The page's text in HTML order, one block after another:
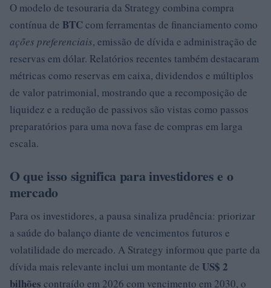
O modelo de tesouraria da Strategy combina compra
contínua de BTC com ferramentas de financiamento como
ações preferenciais, emissão de dívida e administração de
reservas em dólar. Relatórios recentes também destacaram
métricas como reservas em caixa, dividendos e múltiplos
de valor patrimonial, mostrando que a recomposição de
liquidez e a redução de passivos são vistas como passos
preparatórios para uma nova fase de compras em larga
escala.
O que isso significa para investidores e o
mercado
Para os investidores, a pausa sinaliza prudência: priorizar
a saúde do balanço diante de vencimentos futuros e
volatilidade do mercado. A Strategy informou que parte da
dívida mais relevante inclui um montante de US$ 2
bilhões contraído em 2026 com vencimento em 2030, o